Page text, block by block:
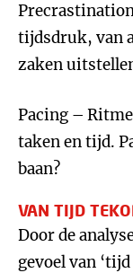
tijdsdruk, van
zaken
Pacing –
taken en tijd.
baan?
VAN TIJD
Door de
gevoel van